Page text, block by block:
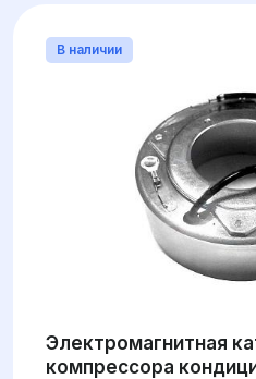
В наличии
Электромагнитная
компрессора